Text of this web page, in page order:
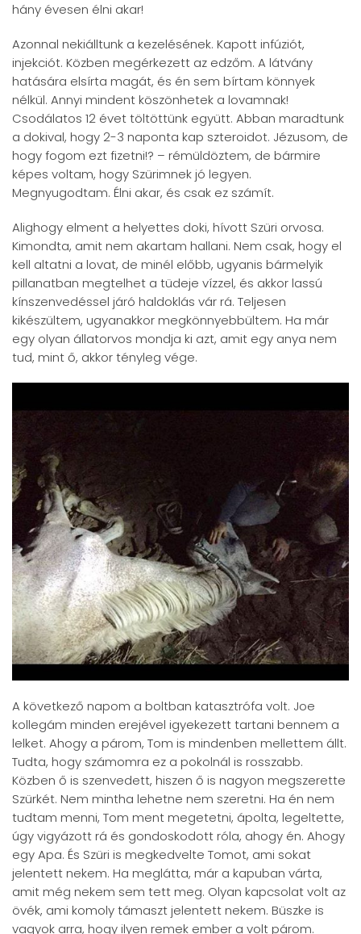
hány évesen élni akar!
Azonnal nekiálltunk a kezelésének. Kapott infúziót,
injekciót. Közben megérkezett az edzőm. A látvány
hatására elsírta magát, és én sem bírtam könnyek
nélkül. Annyi mindent köszönhetek a lovamnak!
Csodálatos 12 évet töltöttünk együtt. Abban maradtunk
a dokival, hogy 2-3 naponta kap szteroidot. Jézusom, de
hogy fogom ezt fizetni!? – rémüldöztem, de bármire
képes voltam, hogy Szürimnek jó legyen.
Megnyugodtam. Élni akar, és csak ez számít.
Alighogy elment a helyettes doki, hívott Szüri orvosa.
Kimondta, amit nem akartam hallani. Nem csak, hogy el
kell altatni a lovat, de minél előbb, ugyanis bármelyik
pillanatban megtelhet a tüdeje vízzel, és akkor lassú
kínszenvedéssel járó haldoklás vár rá. Teljesen
kikészültem, ugyanakkor megkönnyebbültem. Ha már
egy olyan állatorvos mondja ki azt, amit egy anya nem
tud, mint ő, akkor tényleg vége.
A következő napom a boltban katasztrófa volt. Joe
kollegám minden erejével igyekezett tartani bennem a
lelket. Ahogy a párom, Tom is mindenben mellettem állt.
Tudta, hogy számomra ez a pokolnál is rosszabb.
Közben ő is szenvedett, hiszen ő is nagyon megszerette
Szürkét. Nem mintha lehetne nem szeretni. Ha én nem
tudtam menni, Tom ment megetetni, ápolta, legeltette,
úgy vigyázott rá és gondoskodott róla, ahogy én. Ahogy
egy Apa. És Szüri is megkedvelte Tomot, ami sokat
jelentett nekem. Ha meglátta, már a kapuban várta,
amit még nekem sem tett meg. Olyan kapcsolat volt az
övék, ami komoly támaszt jelentett nekem. Büszke is
vagyok arra, hogy ilyen remek ember a volt párom.